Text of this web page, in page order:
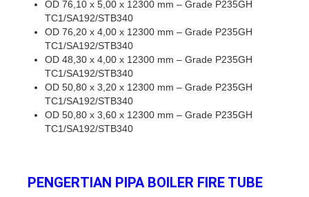
OD 76,10 x 5,00 x 12300 mm – Grade P235GH
TC1/SA192/STB340
OD 76,20 x 4,00 x 12300 mm – Grade P235GH
TC1/SA192/STB340
OD 48,30 x 4,00 x 12300 mm – Grade P235GH
TC1/SA192/STB340
OD 50,80 x 3,20 x 12300 mm – Grade P235GH
TC1/SA192/STB340
OD 50,80 x 3,60 x 12300 mm – Grade P235GH
TC1/SA192/STB340
PENGERTIAN PIPA BOILER FIRE TUBE